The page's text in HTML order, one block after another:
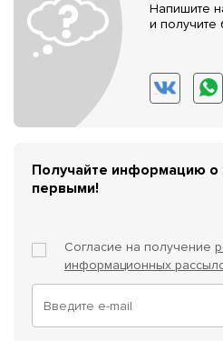
Напишите
и получите
Получайте информацию о
первыми!
Согласие на получение
информационных